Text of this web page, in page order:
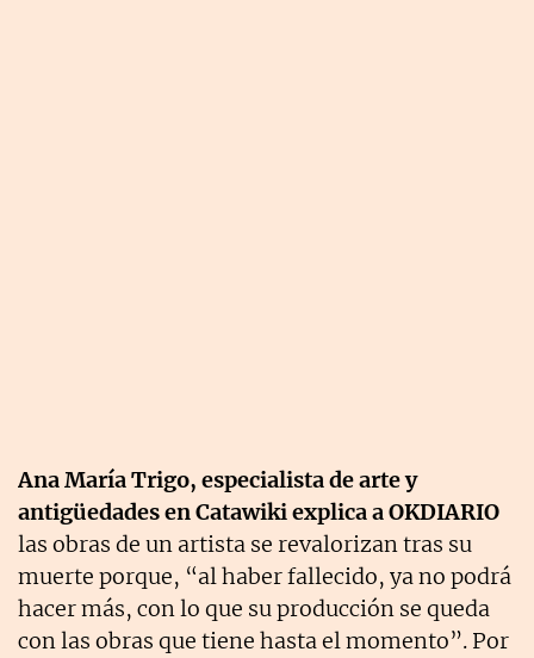
Ana María Trigo, especialista de arte y
antigüedades en Catawiki explica a OKDIARIO
las obras de un artista se revalorizan tras su
muerte porque, “al haber fallecido, ya no podrá
hacer más, con lo que su producción se queda
con las obras que tiene hasta el momento”. Por